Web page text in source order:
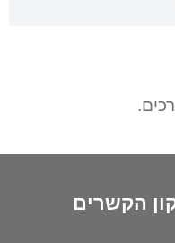
הקשרים